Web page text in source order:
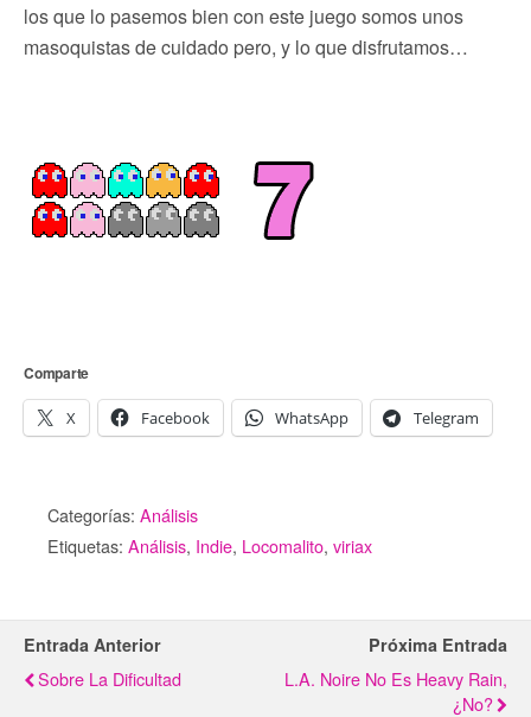
los que lo pasemos bien con este juego somos unos
masoquistas de cuidado pero, y lo que disfrutamos…
Comparte
X Facebook WhatsApp Telegram
Categorías: Análisis
Etiquetas: Análisis, Indie, Locomalito, viriax
Entrada Anterior
Sobre La Dificultad
Próxima Entrada
L.A. Noire No Es Heavy Rain,
¿no?